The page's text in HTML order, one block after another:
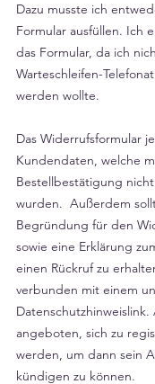
Dazu musste ich
Formular ausfüllen. Ich
das Formular, da ich
Warteschleifen-
werden wollte.
Das Widerrufsformular
Kundendaten, welche
Bestellbestätigung
wurden.  Außerdem
Begründung für den
sowie eine Erklärung
einen Rückruf zu
verbunden mit einem
angeboten, sich zu
werden, um dann sein
kündigen zu können.